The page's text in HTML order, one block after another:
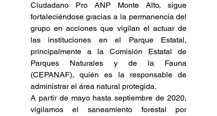
Ciudadano Pro ANP Monte Alto, sigue
fortaleciéndose gracias a la permanencia del
grupo en acciones que vigilan el actuar de
las instituciones en el Parque Estatal,
principalmente a la Comisión Estatal de
Parques Naturales y de la Fauna
(CEPANAF), quién es la responsable de
administrar el área natural protegida.
A partir de mayo hasta septiembre de 2020,
vigilamos el saneamiento forestal por